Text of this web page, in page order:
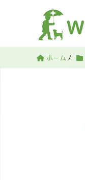
ホーム /